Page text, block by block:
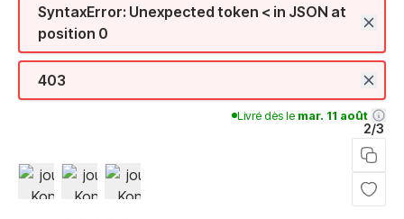
SyntaxError: Unexpected token < in JSON at
position 0
403
2/3
View larger image
View larger image
View larger image
Livré dès le mar. 11 août